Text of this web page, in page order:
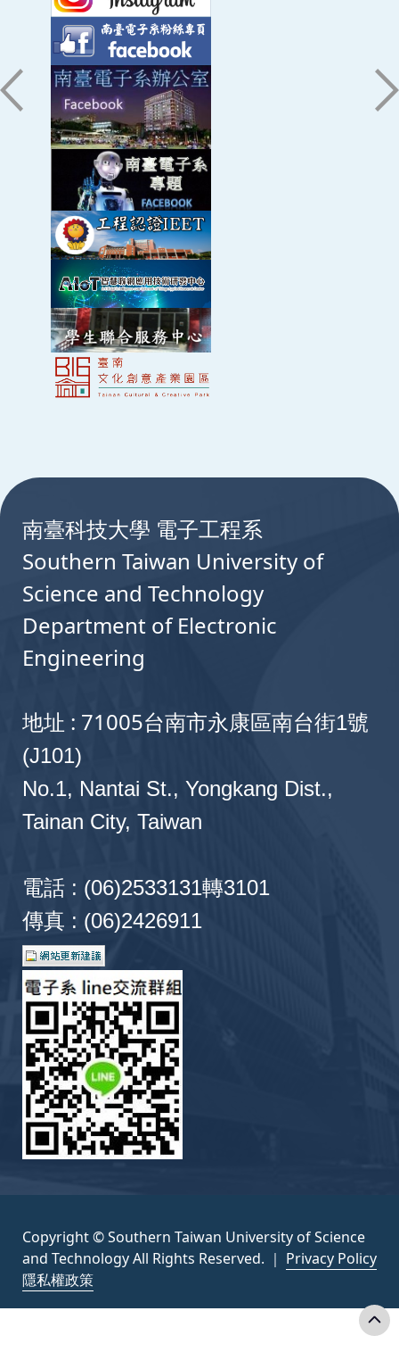
南臺科技大學 電子工程系
Southern Taiwan University of
Science and Technology
Department of Electronic
Engineering
地址 : 71005台南市永康區南台街1號
(J101)
No.1, Nantai St., Yongkang Dist.,
Tainan City, Taiwan
電話 : (06)2533131轉3101
傳真 : (06)2426911
Copyright © Southern Taiwan University of Science
and Technology All Rights Reserved. ｜ Privacy Policy
隱私權政策